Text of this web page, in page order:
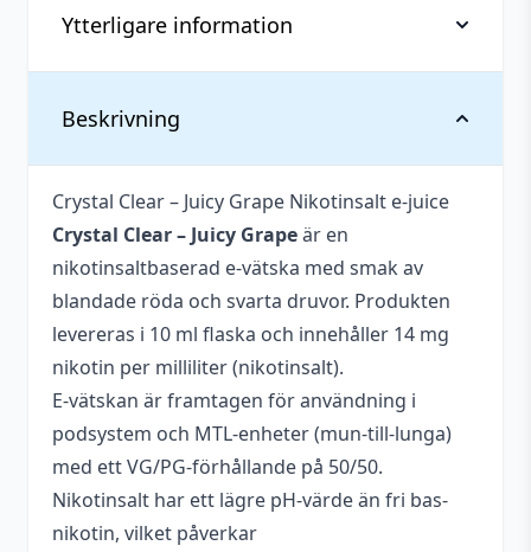
Nikotinsalt)
mängd
Beskrivning
Crystal Clear – Juicy Grape Nikotinsalt e-juice
Crystal Clear – Juicy Grapeär en
nikotinsaltbaserad e-vätska med smak av
blandade röda och svarta druvor. Produkten
levereras i 10 ml flaska och innehåller 14 mg
nikotin per milliliter (nikotinsalt).
E-vätskan är framtagen för användning i
podsystem och MTL-enheter (mun-till-lunga)
med ett VG/PG-förhållande på 50/50.
Nikotinsalt har ett lägre pH-värde än fri bas-
nikotin, vilket påverkar
Ytterligare information
Vikt
Antal
1 st
Antal ml
10 ml
Blandning
50VG / 50PG
Flaskstorlek
10 ml
Innehåller
cooling
Ja
Nikotin
14 mg
Crystal Clear
Tillverkningsland United Kindom